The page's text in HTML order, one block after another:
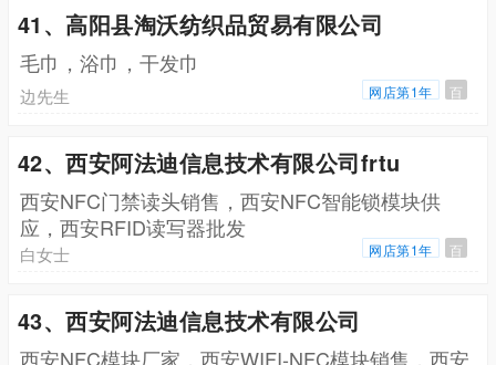
41、高阳县淘沃纺织品贸易有限公司
毛巾，浴巾，干发巾
边先生 网店第1年 百
42、西安阿法迪信息技术有限公司frtu
西安NFC门禁读头销售，西安NFC智能锁模块供
应，西安RFID读写器批发
白女士 网店第1年 百
43、西安阿法迪信息技术有限公司
西安NFC模块厂家，西安WIFI-NFC模块销售，西安